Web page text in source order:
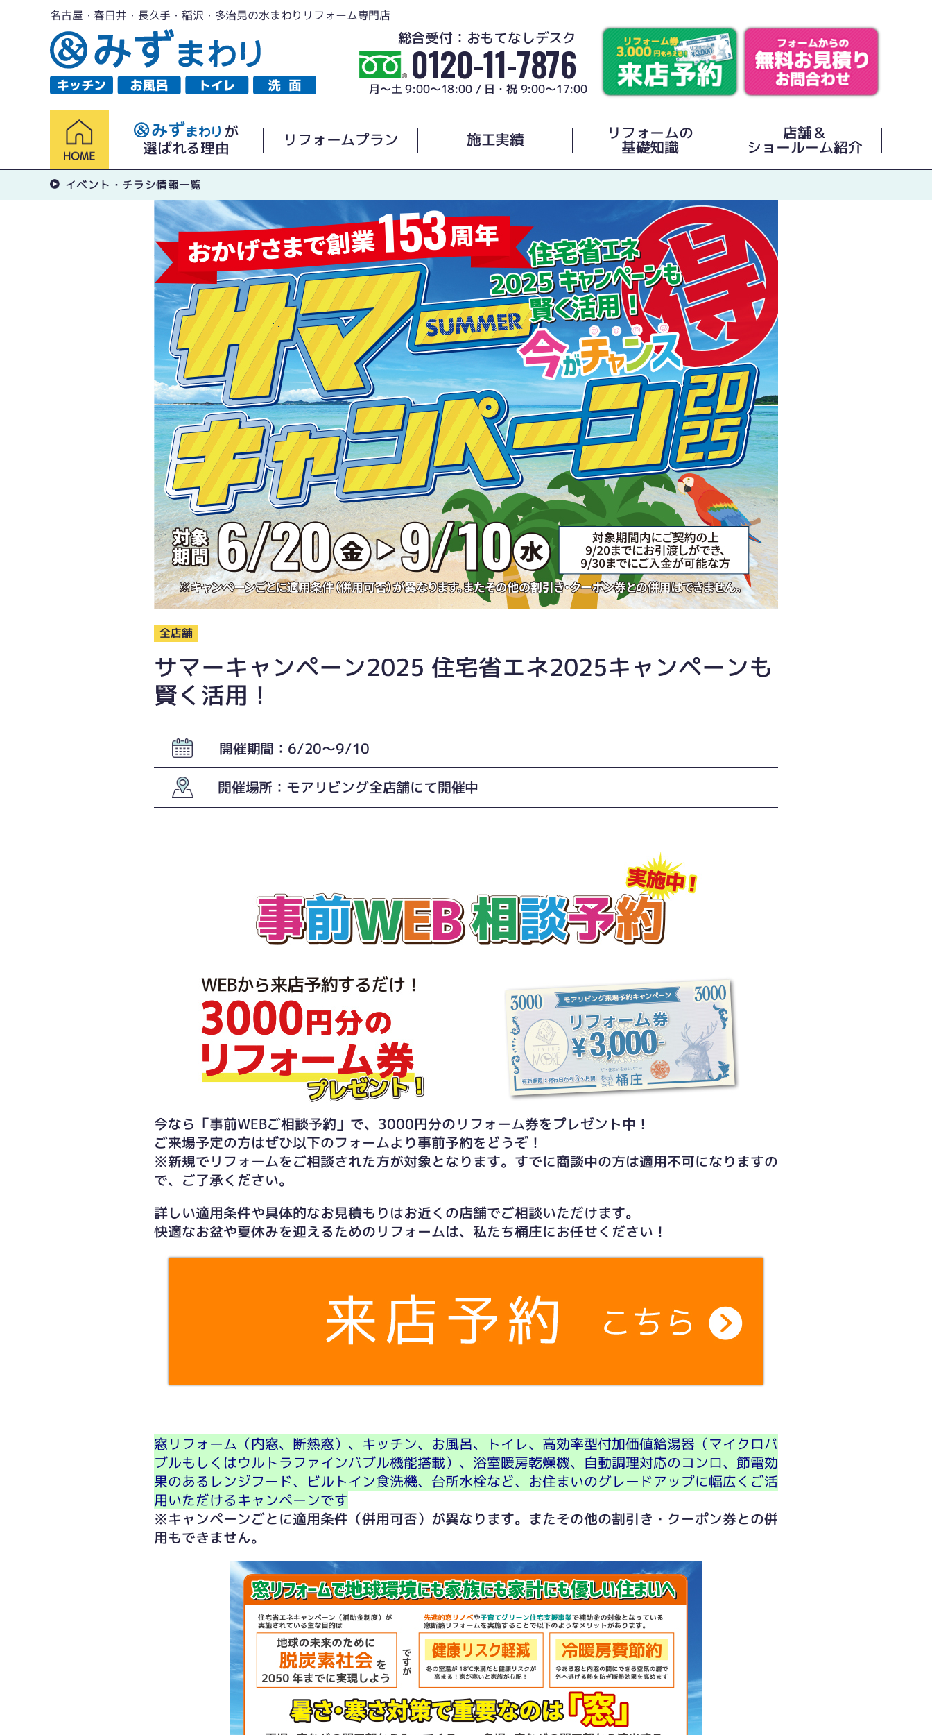
名古屋・春日井・長久手・稲沢・多治見の水まわりリフォーム専門店
総合受付：おもてなしデスク
0120-11-7876
月～土 9:00～18:00 / 日・祝 9:00～17:00
が
選ばれる理由
リフォームプラン 施工実績 リフォームの
基礎知識
店舗＆
ショールーム紹介
イベント・チラシ情報一覧
全店舗
サマーキャンペーン2025 住宅省エネ2025キャンペーンも
賢く活用！
開催期間：6/20〜9/10
開催場所：モアリビング全店舗にて開催中
今なら「事前WEBご相談予約」で、3000円分のリフォーム券をプレゼント中！
ご来場予定の方はぜひ以下のフォームより事前予約をどうぞ！
※新規でリフォームをご相談された方が対象となります。すでに商談中の方は適用不可になりますの
で、ご了承ください。
詳しい適用条件や具体的なお見積もりはお近くの店舗でご相談いただけます。
快適なお盆や夏休みを迎えるためのリフォームは、私たち桶庄にお任せください！
窓リフォーム（内窓、断熱窓）、キッチン、お風呂、トイレ、高効率型付加価値給湯器（マイクロバ
ブルもしくはウルトラファインバブル機能搭載）、浴室暖房乾燥機、自動調理対応のコンロ、節電効
果のあるレンジフード、ビルトイン食洗機、台所水栓など、お住まいのグレードアップに幅広くご活
用いただけるキャンペーンです
※キャンペーンごとに適用条件（併用可否）が異なります。またその他の割引き・クーポン券との併
用もできません。